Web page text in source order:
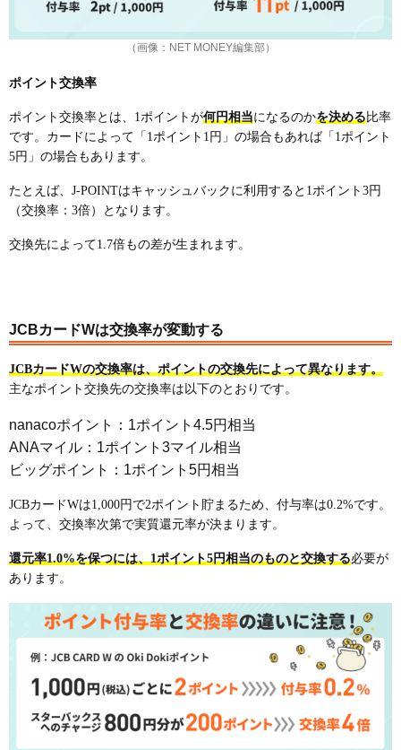
（画像：NET MONEY編集部）
ポイント交換率
ポイント交換率とは、1ポイントが何円相当になるのかを決める比率
です。カードによって「1ポイント1円」の場合もあれば「1ポイント
5円」の場合もあります。
たとえば、J-POINTはキャッシュバックに利用すると1ポイント3円
（交換率：3倍）となります。
交換先によって1.7倍もの差が生まれます。
JCBカードWは交換率が変動する
JCBカードWの交換率は、ポイントの交換先によって異なります。
主なポイント交換先の交換率は以下のとおりです。
nanacoポイント：1ポイント4.5円相当
ANAマイル：1ポイント3マイル相当
ビッグポイント：1ポイント5円相当
JCBカードWは1,000円で2ポイント貯まるため、付与率は0.2%です。
よって、交換率次第で実質還元率が決まります。
還元率1.0%を保つには、1ポイント5円相当のものと交換する必要が
あります。